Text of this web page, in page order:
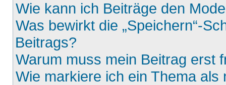
Wie kann ich Beiträge den
Was bewirkt die „Speichern“-
Beitrags?
Warum muss mein Beitrag erst
Wie markiere ich ein Thema als